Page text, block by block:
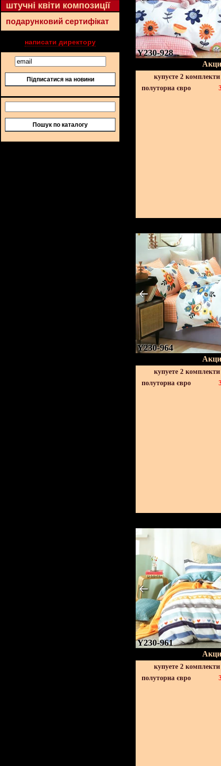
штучні квіти композиції
подарунковий сертифікат
написати директору
Підписатися на новини
Пошук по каталогу
Y230-928
купуєте 2
полуторна євро
Y230-964
купуете 2
полуторна євро
Y230-961
купуете 2
полуторна євро